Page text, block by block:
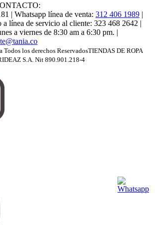
| Whatsapp línea de venta: 312 406 1989 |
a línea de servicio al cliente: 323 468 2642 |
a viernes de 8:30 am a 6:30 pm. |
los derechos ReservadosTIENDAS DE ROPA
S.A. Nit 890.901.218-4